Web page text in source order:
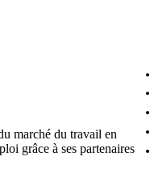
marché du travail en
grâce à ses partenaires